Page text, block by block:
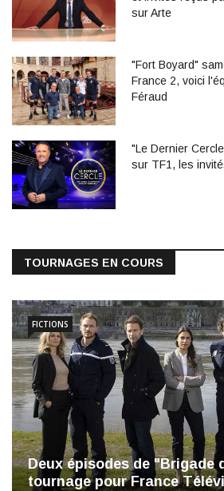
sur Arte
"Fort Boyard"
France 2, voici
Féraud
"Le Dernier
sur TF1, les
TOURNAGES EN COURS
Deux épisodes de "Brigade
tournage pour France
FICTIONS